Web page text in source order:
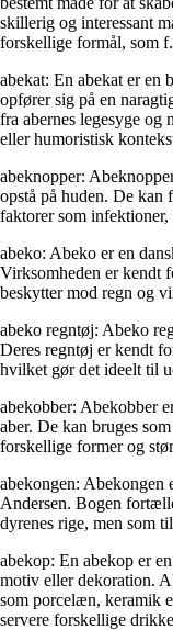
skillerig og interessant
forskellige formål, som
abekat: En abekat er en
opfører sig på en
fra abernes legesyge
eller humoristisk
abeknopper:
opstå på huden. De kan
faktorer som
abeko: Abeko er en
Virksomheden er kendt
beskytter mod regn og
abeko regntøj: Abeko
Deres regntøj er kendt
hvilket gør det ideelt til
abekobber: Abekobber
aber. De kan bruges
forskellige former og
abekongen: Abekongen
Andersen. Bogen
dyrenes rige, men som
abekop: En abekop er
motiv eller dekoration.
som porcelæn, keramik
servere forskellige